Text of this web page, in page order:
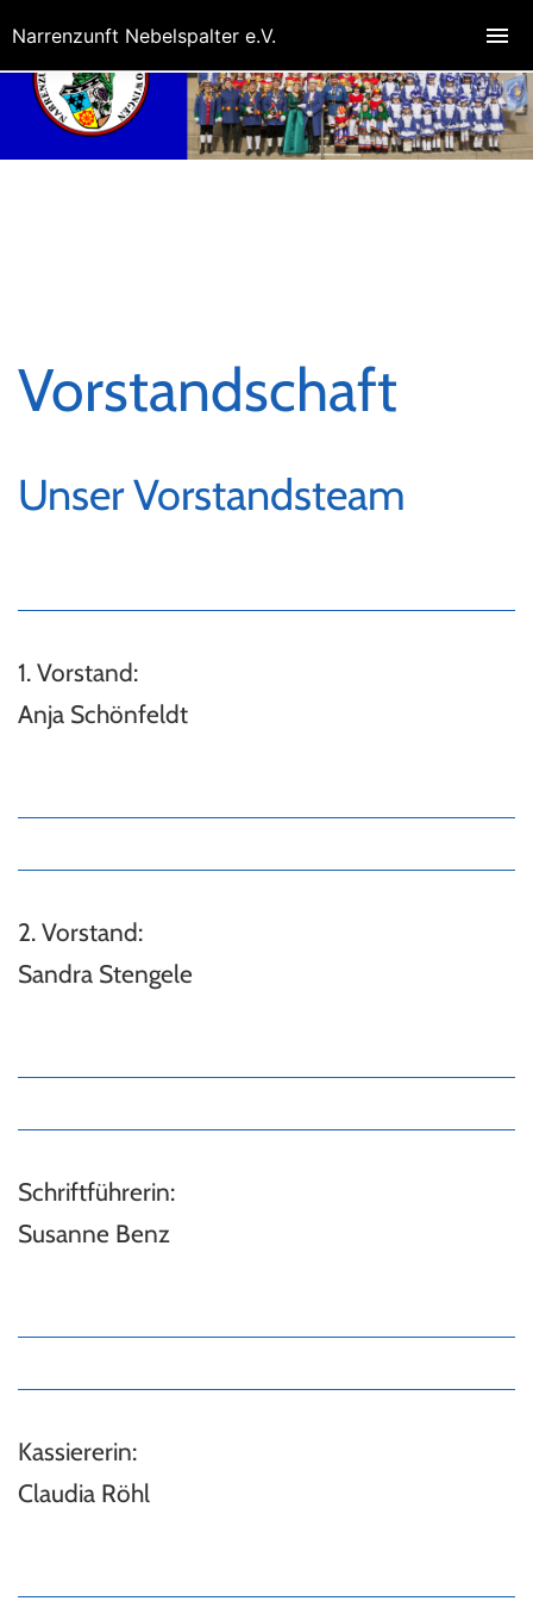
Vorstandschaft
Unser Vorstandsteam
1. Vorstand:
Anja Schönfeldt
2. Vorstand:
Sandra Stengele
Schriftführerin:
Susanne Benz
Kassiererin:
Claudia Röhl
Narrenzunft Nebelspalter e.V.